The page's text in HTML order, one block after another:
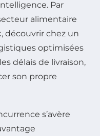
Par
alimentaire
découvrir chez un
optimisées
délais de livraison,
son propre
s’avère